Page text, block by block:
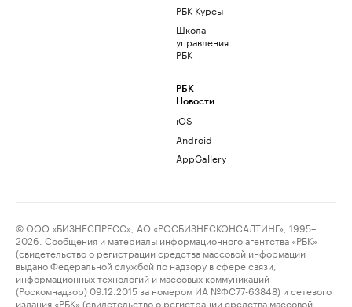
РБК Курсы
Школа
управления
РБК
РБК
Новости
iOS
Android
AppGallery
© ООО «БИЗНЕСПРЕСС», АО «РОСБИЗНЕСКОНСАЛТИНГ», 1995–
2026. Сообщения и материалы информационного агентства «РБК»
(свидетельство о регистрации средства массовой информации
выдано Федеральной службой по надзору в сфере связи,
информационных технологий и массовых коммуникаций
(Роскомнадзор) 09.12.2015 за номером ИА №ФС77-63848) и сетевого
издания «РБК» (свидетельство о регистрации средства массовой